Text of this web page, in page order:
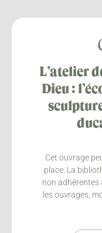
L’atelier
Dieu :
Cet ouvrage
place. La
non adhérentes
les ouvrages,